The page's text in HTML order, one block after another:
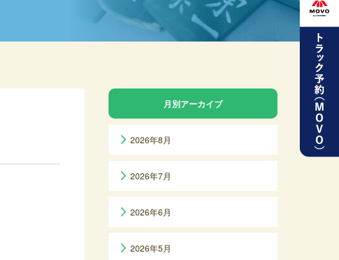
月別アーカイブ
2026年8月
2026年7月
2026年6月
2026年5月